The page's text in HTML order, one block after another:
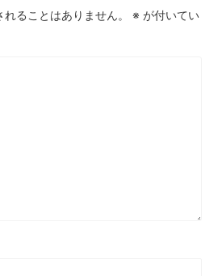
ることはありません。 ※ が付いてい